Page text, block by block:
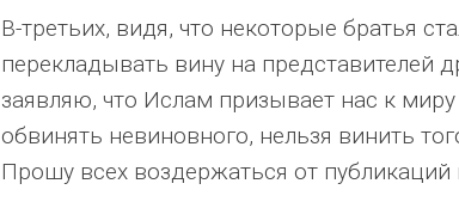
В-третьих, видя, что некоторые братья
перекладывать вину на представителей
заявляю, что Ислам призывает нас к
обвинять невиновного, нельзя винить
Прошу всех воздержаться от публикаций